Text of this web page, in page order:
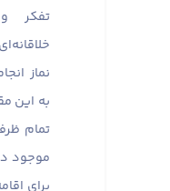
تفکر و
نماز
به این
تمام
موجود
برای